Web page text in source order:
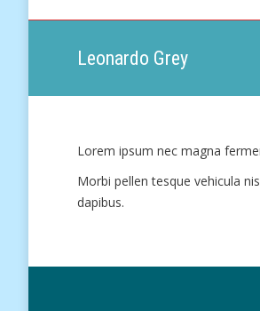
Leonardo Grey
Lorem ipsum nec magna
Morbi pellen tesque vehicula
dapibus.